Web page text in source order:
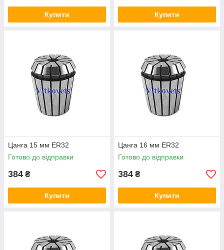
Купити Купити
Цанга 15 мм ER32
Готово до відправки
384 ₴
Купити
Цанга 16 мм ER32
Готово до відправки
384 ₴
Купити